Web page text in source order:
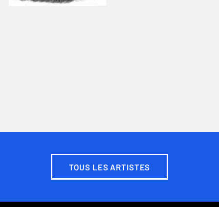
TOUS LES ARTISTES